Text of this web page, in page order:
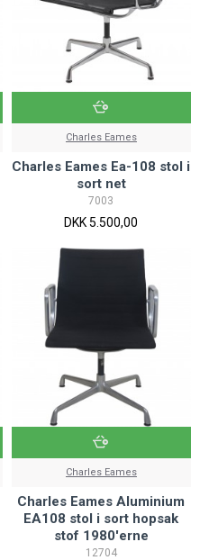
Charles Eames
Charles Eames Ea-108 stol i
sort net
7003
DKK 5.500,00
Charles Eames
Charles Eames Aluminium
EA108 stol i sort hopsak
stof 1980'erne
12704